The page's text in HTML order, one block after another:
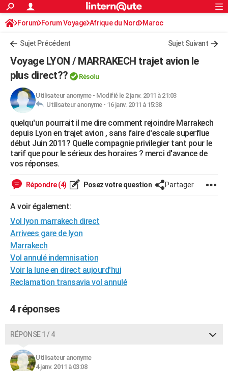
ACTUALITÉS
Politique
Société
Faits Divers
Education
Monde
Villes
+
Programme TV
Streaming
Cinéma
Sorties cinéma
Musique
FINANCE
Retraite
Impôts
Epargne
Immobilier
Risques naturels par ville
Banque
Assurance
Crédit
AUTO
Essais
Réserver un essai
Citadines
Berlines
SUV
Forum auto
HIGH-TECH
Mobiles
Meilleur smartphone
Internet
Ordinateurs
Jeux vidéo
Guide high-tech
+BRICOLAGE
Forum
Aménagement intérieur
Extérieur
Cuisine
Salle de bains
Jardinage
Rangement
WEEK-END
LIFESTYLE
Alimentation
Guide de la santé
Maladies
Médicaments
Sommeil
VOYAGE
Destinations
City break
Voyage nature
Voyage de noces
Forum
Climat
+PHOTO
GUIDES D'ACHAT
BONS PLANS
COPAINS D'AVANT
S'inscrire
Connexion
Forum Forum Voyage Afrique du Nord Maroc
Sujet Précédent Sujet Suivant
Voyage LYON / MARRAKECH trajet avion le
plus direct??
Résolu
Utilisateur anonyme- Modifié le 2 janv. 2011 à 21:03
Utilisateur anonyme - 16 janv. 2011 à 15:38
quelqu'un pourrait il me dire comment rejoindre Marrakech
depuis Lyon en trajet avion , sans faire d'escale superflue
début Juin 2011? Quelle compagnie privilegier tant pour le
tarif que pour le sérieux des horaires ? merci d'avance de
vos réponses.
Répondre (4) Posez votre question Partager
A voir également:
Vol lyon marrakech direct
Arrivees gare de lyon
Marrakech
Vol annulé indemnisation
Voir la lune en direct aujourd'hui
Reclamation transavia vol annulé
4 réponses
RÉPONSE 1 / 4
Utilisateur anonyme
4 janv. 2011 à 03:08